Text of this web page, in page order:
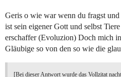
Geris o wie war wenn du fragst
ist sein eigener Gott und selbst
erschaffer (Evoluzion) Doch mich
Gläubige so von den so wie die
[Bei dieser Antwort wurde das Vollzitat